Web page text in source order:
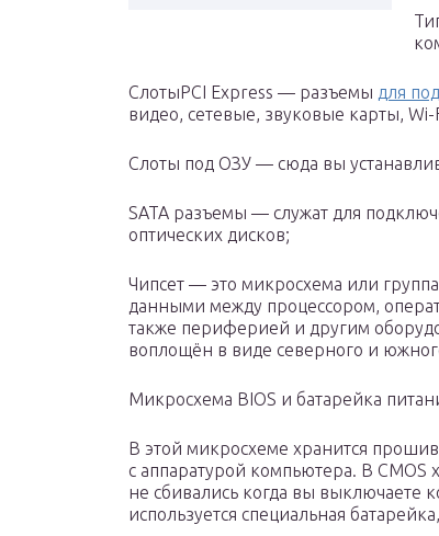
СлотыPCI Express — разъемы для
видео, сетевые, звуковые карты,
Слоты под ОЗУ — сюда вы
SATA разъемы — служат для
оптических дисков;
Чипсет — это микросхема или
данными между процессором,
также периферией и другим
воплощён в виде северного и
Микросхема BIOS и батарейка
В этой микросхеме хранится
с аппаратурой компьютера. В CMOS
не сбивались когда вы выключаете
используется специальная